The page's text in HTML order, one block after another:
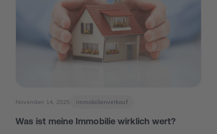
November 14, 2025 Immobilienverkauf
Was ist meine Immobilie wirklich wert?